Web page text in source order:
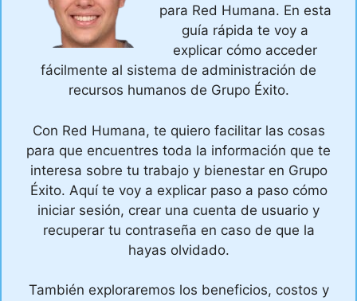
para Red Humana. En esta
guía rápida te voy a
explicar cómo acceder
fácilmente al sistema de administración de
recursos humanos de Grupo Éxito.
Con Red Humana, te quiero facilitar las cosas
para que encuentres toda la información que te
interesa sobre tu trabajo y bienestar en Grupo
Éxito. Aquí te voy a explicar paso a paso cómo
iniciar sesión, crear una cuenta de usuario y
recuperar tu contraseña en caso de que la
hayas olvidado.
También exploraremos los beneficios, costos y